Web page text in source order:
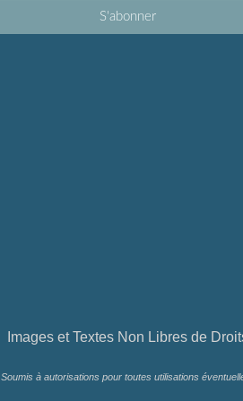
Images et Textes Non Libres de
Soumis à autorisations pour toutes utilisations